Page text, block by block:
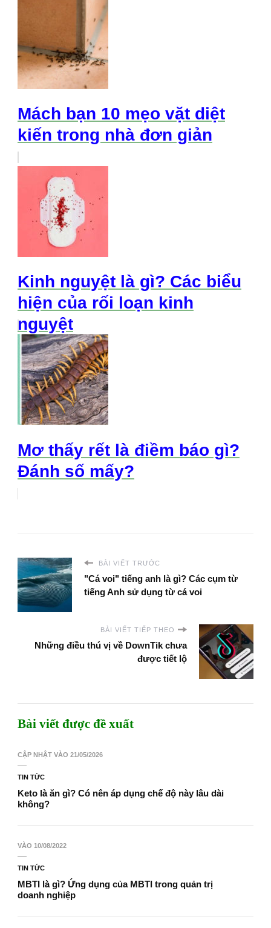
Mách bạn 10 mẹo vặt diệt
kiến trong nhà đơn giản
Kinh nguyệt là gì? Các biểu
hiện của rối loạn kinh
nguyệt
Mơ thấy rết là điềm báo gì?
Đánh số mấy?
BÀI VIẾT TRƯỚC
"Cá voi" tiếng anh là gì? Các cụm từ
tiếng Anh sử dụng từ cá voi
BÀI VIẾT TIẾP THEO
Những điều thú vị về DownTik chưa
được tiết lộ
Bài viết được đề xuất
CẬP NHẬT VÀO 21/05/2026
TIN TỨC
Keto là ăn gì? Có nên áp dụng chế độ này lâu dài
không?
VÀO 10/08/2022
TIN TỨC
MBTI là gì? Ứng dụng của MBTI trong quản trị
doanh nghiệp